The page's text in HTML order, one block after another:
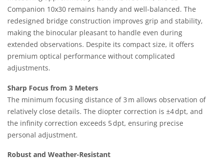
Companion 10x30 remains handy and well-balanced. The
redesigned bridge construction improves grip and stability,
making the binocular pleasant to handle even during
extended observations. Despite its compact size, it offers
premium optical performance without complicated
adjustments.
Sharp Focus from 3 Meters
The minimum focusing distance of 3 m allows observation of
relatively close details. The diopter correction is ±4 dpt, and
the infinity correction exceeds 5 dpt, ensuring precise
personal adjustment.
Robust and Weather-Resistant